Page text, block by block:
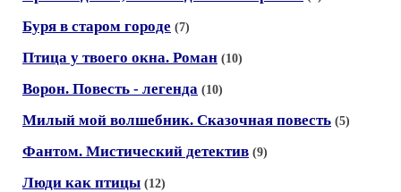
Буря в старом городе (7)
Птица у твоего окна. Роман (10)
Ворон. Повесть - легенда (10)
Милый мой волшебник. Сказочная повесть (5)
Фантом. Мистический детектив (9)
Люди как птицы (12)